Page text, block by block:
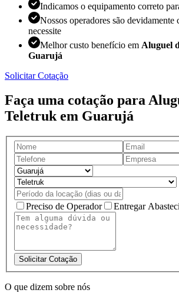
Indicamos o equipamento correto
Nossos operadores são devidamente
necessite
Melhor custo benefício em Aluguel
Guarujá
Solicitar Cotação
Faça uma cotação para
Teletruk em Guarujá
Preciso de Operador Entregar
Solicitar Cotação
O que dizem sobre nós